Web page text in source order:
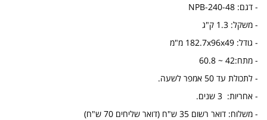
- דגם: NPB-240-48
- משקל: 1.3 ק"ג
- גודל: 182.7x96x49 מ"מ
- מתח:42 ~ 60.8
- לתכולת עד 50 אמפר לשעה.
- אחריות: 3 שנים.
- משלוח: דואר רשום 35 ש"ח (דואר שליחים 70 ש"ח)